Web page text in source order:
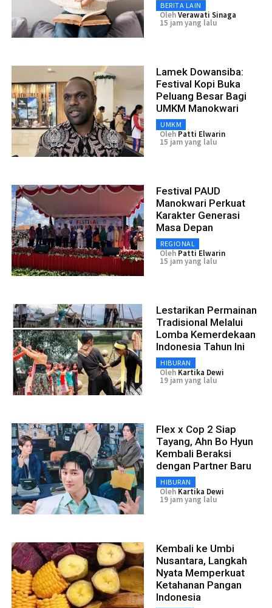
BERITA LAIN
OlehVerawati Sinaga
15 jam yang lalu
Lamek Dowansiba:
Festival Kopi Buka
Peluang Besar Bagi
UMKM Manokwari
UMKM
Oleh Patti Elwarin
15 jam yang lalu
Festival PAUD
Manokwari Perkuat
Karakter Generasi
Masa Depan
REGIONAL
Oleh Patti Elwarin
15 jam yang lalu
Lestarikan Permainan
Tradisional Melalui
Lomba Kemerdekaan
Indonesia Tahun Ini
HIBURAN
Oleh Kartika Dewi
19 jam yang lalu
Flex x Cop 2 Siap
Tayang, Ahn Bo Hyun
Kembali Beraksi
dengan Partner Baru
HIBURAN
Oleh Kartika Dewi
19 jam yang lalu
Kembali ke Umbi
Nusantara, Langkah
Nyata Memperkuat
Ketahanan Pangan
Indonesia